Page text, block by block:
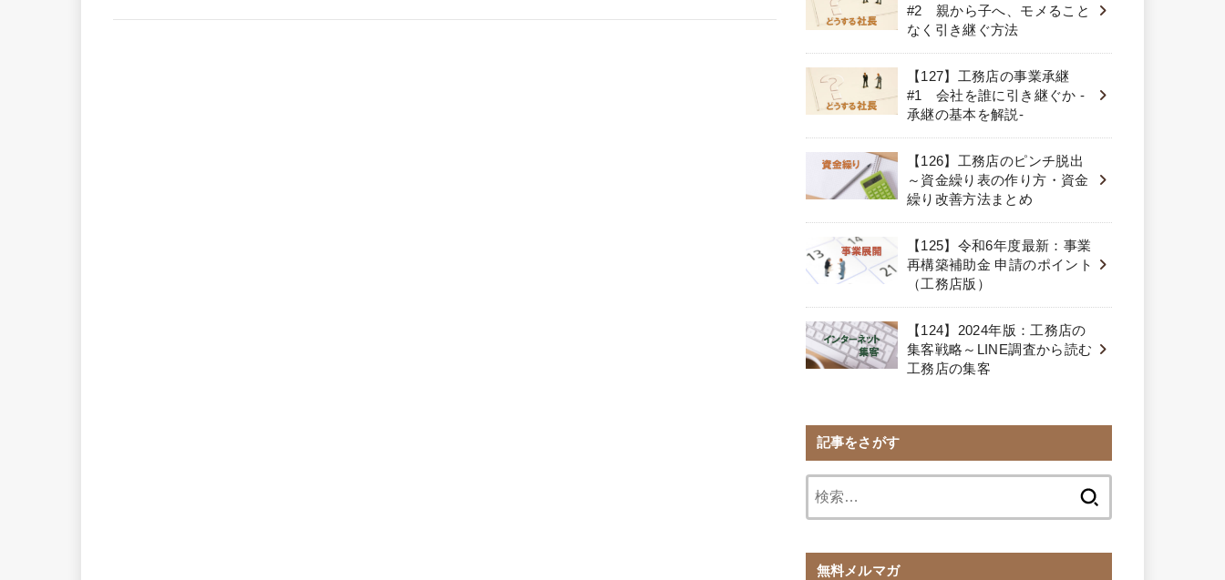
#2 親から子へ、モメること
なく引き継ぐ方法
【127】工務店の事業承継
#1 会社を誰に引き継ぐか -
承継の基本を解説-
【126】工務店のピンチ脱出
～資金繰り表の作り方・資金
繰り改善方法まとめ
【125】令和6年度最新：事業
再構築補助金 申請のポイント
（工務店版）
【124】2024年版：工務店の
集客戦略～LINE調査から読む
工務店の集客
記事をさがす
無料メルマガ